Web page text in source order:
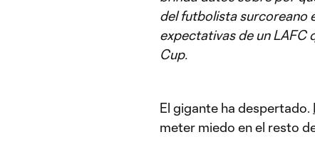
del futbolista surcoreano
expectativas de un LAFC
Cup.
El gigante ha despertado.
meter miedo en el resto